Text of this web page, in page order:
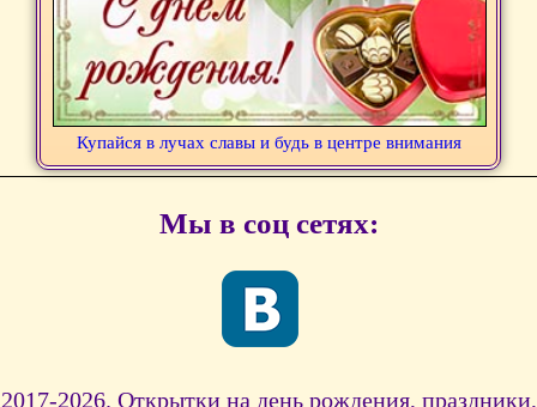
Купайся в лучах славы и будь в центре внимания
Мы в соц сетях:
2017-2026. Открытки на день рождения, праздники,